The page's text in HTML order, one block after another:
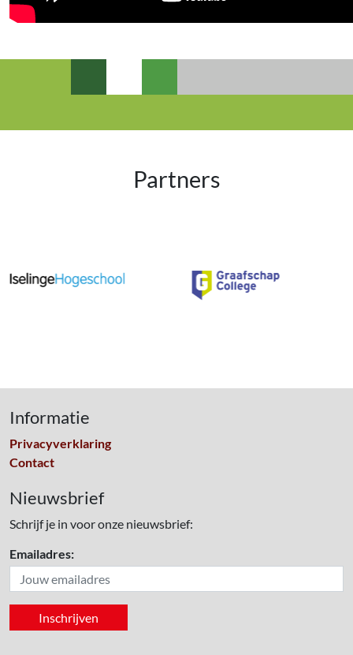
Partners
Informatie
Privacyverklaring
Contact
Nieuwsbrief
Schrijf je in voor onze nieuwsbrief:
Emailadres: